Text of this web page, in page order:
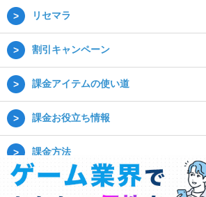
リセマラ
割引キャンペーン
課金アイテムの使い道
課金お役立ち情報
課金方法